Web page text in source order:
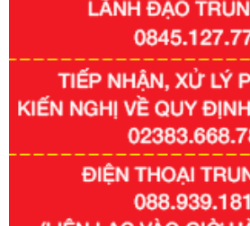
Số kí hiệu:351/2025/NĐ-CP
Tên: Nghị định số 351/2025/NĐ-CP
định chuẩn nghèo đa chiều quốc gia
Ngày ban hành: 29/12/2026